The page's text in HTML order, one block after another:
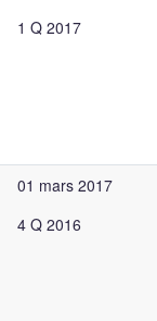
1 Q 2017
01 mars 2017
4 Q 2016